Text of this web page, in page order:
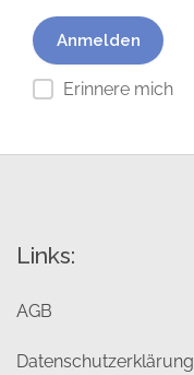
Erinnere mich
Links:
AGB
Datenschutzerklärung